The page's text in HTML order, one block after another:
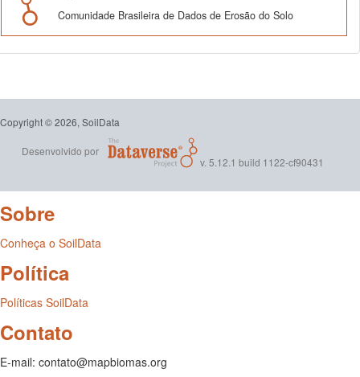
Comunidade Brasileira de Dados de Erosão do Solo
Copyright © 2026, SoilData
Desenvolvido por
v. 5.12.1 build 1122-cf90431
Sobre
Conheça o SoilData
Política
Políticas SoilData
Contato
E-mail: contato@mapbiomas.org